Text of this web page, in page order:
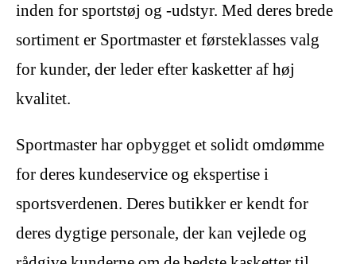
inden for sportstøj og -udstyr. Med deres brede
sortiment er Sportmaster et førsteklasses valg
for kunder, der leder efter kasketter af høj
kvalitet.
Sportmaster har opbygget et solidt omdømme
for deres kundeservice og ekspertise i
sportsverdenen. Deres butikker er kendt for
deres dygtige personale, der kan vejlede og